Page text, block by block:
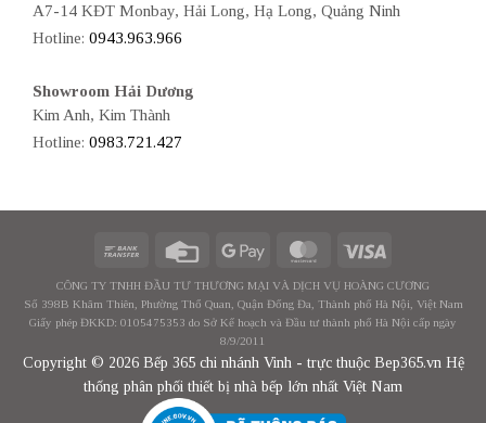
A7-14 KĐT Monbay, Hải Long, Hạ Long, Quảng Ninh
Hotline: 0943.963.966
Showroom Hải Dương
Kim Anh, Kim Thành
Hotline: 0983.721.427
CÔNG TY TNHH ĐẦU TƯ THƯƠNG MẠI VÀ DỊCH VỤ HOÀNG CƯƠNG
Số 398B Khâm Thiên, Phường Thổ Quan, Quận Đống Đa, Thành phố Hà Nội, Việt Nam
Giấy phép ĐKKD: 0105475353 do Sở Kế hoạch và Đầu tư thành phố Hà Nội cấp ngày
8/9/2011
Copyright © 2026 Bếp 365 chi nhánh Vinh - trực thuộc Bep365.vn Hệ
thống phân phối thiết bị nhà bếp lớn nhất Việt Nam